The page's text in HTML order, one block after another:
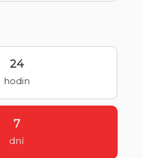
24
hodin
7
dní